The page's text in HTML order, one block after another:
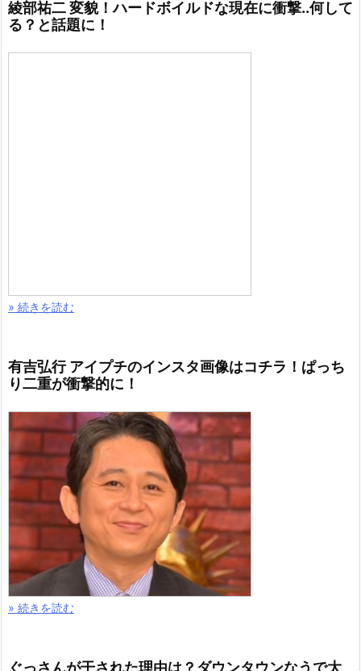
綾部祐二 変貌！ハードボイルドな現在に衝撃..何して
る？と話題に！
» 続きを読む
有吉弘行 アイプチのインスタ画像はコチラ！ぱっち
り二重が衝撃的に！
» 続きを読む